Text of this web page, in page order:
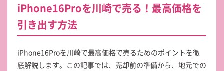
iPhone16Proを川崎で売る！最高価格を
引き出す方法
iPhone16Proを川崎で最高価格で売るためのポイントを徹
底解説します。この記事では、売却前の準備から、地元での